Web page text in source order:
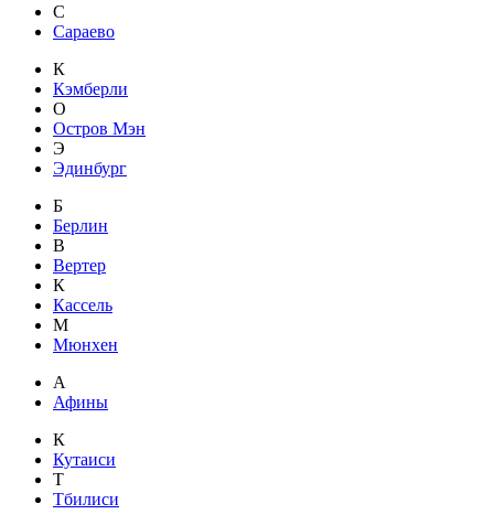
С
Сараево
К
Кэмберли
О
Остров Мэн
Э
Эдинбург
Б
Берлин
В
Вертер
К
Кассель
М
Мюнхен
А
Афины
К
Кутаиси
Т
Тбилиси